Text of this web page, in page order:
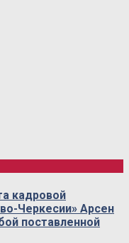
кадровой
Черкесии» Арсен
поставленной